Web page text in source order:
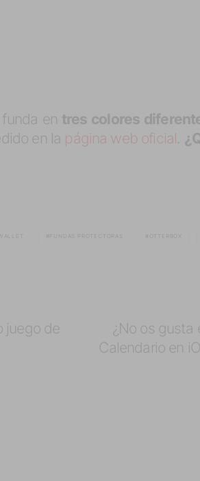
en tres colores
en la página web oficial.
FUNDAS PROTECTORAS OTTERBOX
juego de
¿No os gusta
Calendario en